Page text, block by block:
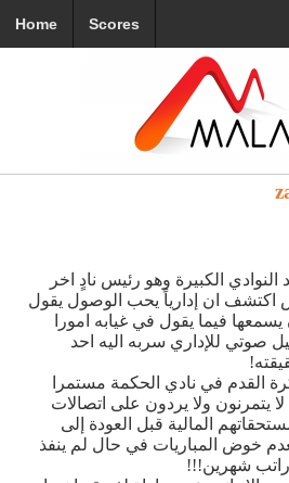
Home Scores
الكبيرة وهو رئيس نادٍ اخر
اكتشف ان إدارياً يحب الوصول يقول
يسمعها فيما يقول في غيابه امورا
صوتي للإداري سربه اليه احد
القدم في نادي الحكمة مستمرا
يتمرنون ولا يردون على اتصالات
المالية قبل العودة إلى
خوض المباريات في حال لم ينفذ
راتب شهرين!!!